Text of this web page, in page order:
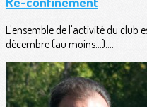
L'ensemble de l'activité du club
décembre (au moins...)....